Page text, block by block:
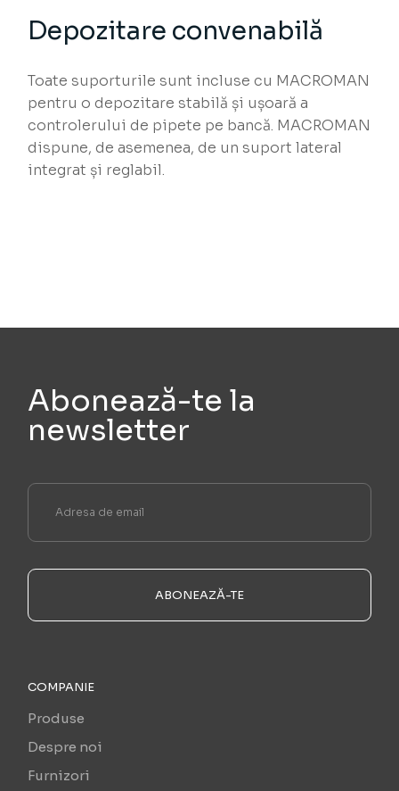
Depozitare convenabilă
Toate suporturile sunt incluse cu MACROMAN
pentru o depozitare stabilă și ușoară a
controlerului de pipete pe bancă. MACROMAN
dispune, de asemenea, de un suport lateral
integrat și reglabil.
Abonează-te la
newsletter
ABONEAZĂ-TE
COMPANIE
Produse
Despre noi
Furnizori